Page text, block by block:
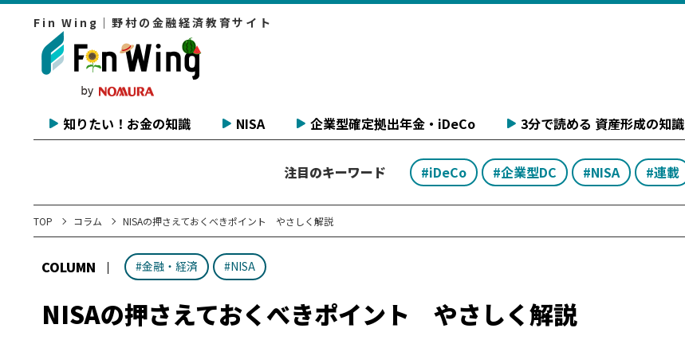
Fin Wing｜野村の金融経済教育サイト
知りたい！お金の知識 NISA 企業型確定拠出年金・iDeCo 3分で読める 資産形成の知識
注目のキーワード #iDeCo #企業型DC #NISA #連載
TOP コラム NISAの押さえておくべきポイント やさしく解説
COLUMN #金融・経済 #NISA
NISAの押さえておくべきポイント やさしく解説